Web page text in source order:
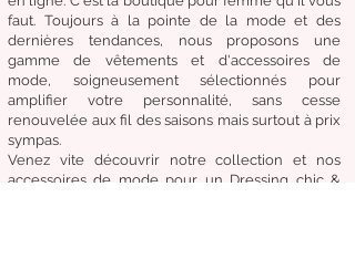
faut. Toujours à la pointe de la mode et des
dernières tendances, nous proposons une
gamme de vêtementset d'accessoires de
mode,
soigneusementsélectionnés pour
amplifier votre personnalité, sans cesse
renouvelée aux fil des saisons mais surtout à prix
sympas.
Venez vite découvrirnotre collection et nos
accessoires de mode pour un Dressing chic &